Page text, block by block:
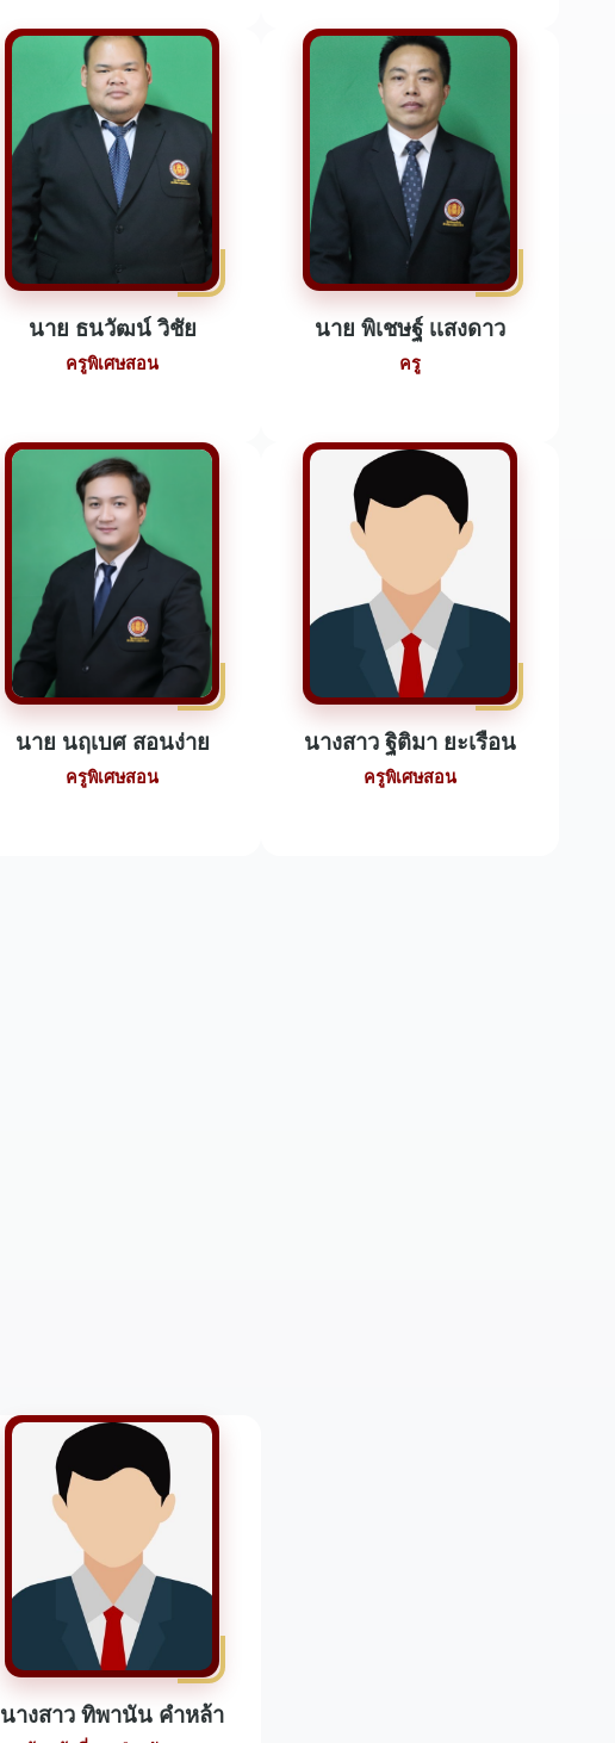
นาย ธนวัฒน์ วิชัย
ครูพิเศษสอน
นาย พิเชษฐ์ เเสงดาว
ครู
นาย นฤเบศ สอนง่าย
ครูพิเศษสอน
นางสาว ฐิติมา ยะเรือน
ครูพิเศษสอน
นางสาว ทิพานัน คำหล้า